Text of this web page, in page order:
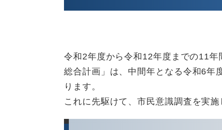
令和2年度から令和12年度までの11
総合計画」は、中間年となる令和6年
ります。
これに先駆けて、市民意識調査を実